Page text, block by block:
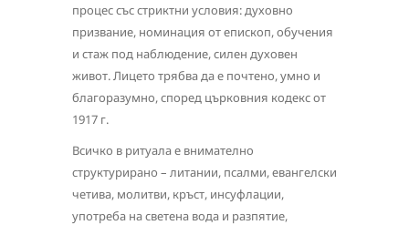
процес със стриктни условия: духовно
призвание, номинация от епископ, обучения
и стаж под наблюдение, силен духовен
живот. Лицето трябва да е почтено, умно и
благоразумно, според църковния кодекс от
1917 г.
Всичко в ритуала е внимателно
структуриранo – литании, псалми, евангелски
четива, молитви, кръст, инсуфлации,
употреба на светена вода и разпятие,